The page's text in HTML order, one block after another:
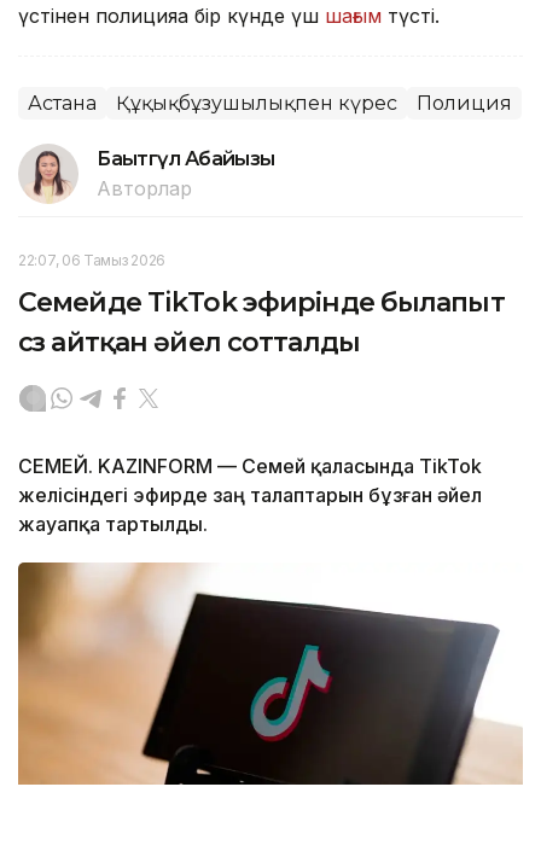
үстінен полицияға бір күнде үш шағым түсті.
Астана Құқықбұзушылықпен күрес Полиция
Бақытгүл Абайқызы
Авторлар
22:07, 06 Тамыз 2026
Семейде TikTok эфирінде былапыт
сөз айтқан әйел сотталды
СЕМЕЙ. KAZINFORM — Семей қаласында TikTok
желісіндегі эфирде заң талаптарын бұзған әйел
жауапқа тартылды.